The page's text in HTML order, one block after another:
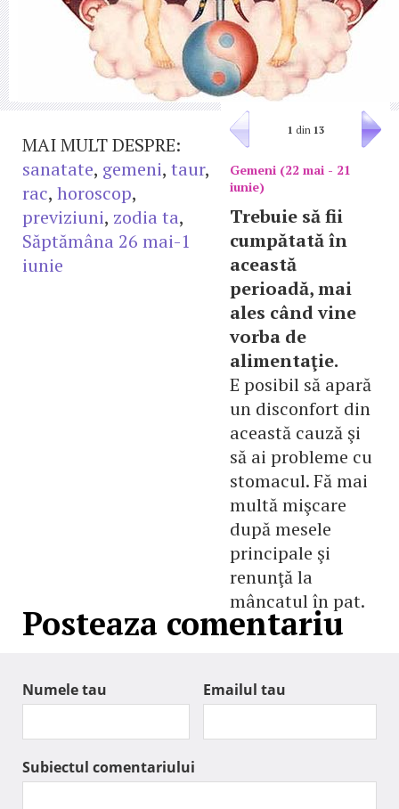
1 din 13
Gemeni (22 mai - 21
iunie)
Trebuie să fii
cumpătată în
această
perioadă, mai
ales când vine
vorba de
alimentaţie.
E posibil să apară
un disconfort din
această cauză şi
să ai probleme cu
stomacul. Fă mai
multă mişcare
după mesele
principale şi
renunţă la
mâncatul în pat.
MAI MULT DESPRE:
sanatate, gemeni, taur,
rac, horoscop,
previziuni, zodia ta,
Săptămâna 26 mai-1
iunie
Posteaza comentariu
Numele tau Emailul tau
Subiectul comentariului